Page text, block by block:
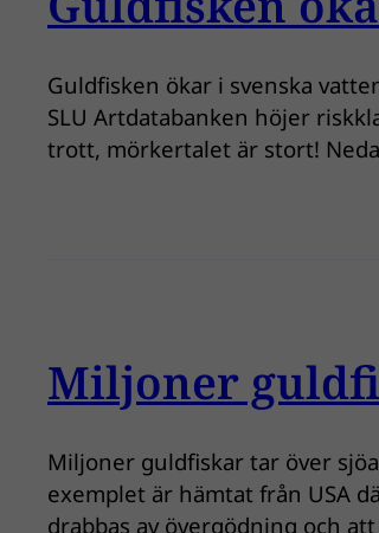
Guldfisken ökar i svenska
SLU Artdatabanken höjer
trott, mörkertalet är stort!
Miljoner
Miljoner guldfiskar tar över
exemplet är hämtat från USA
drabbas av övergödning och